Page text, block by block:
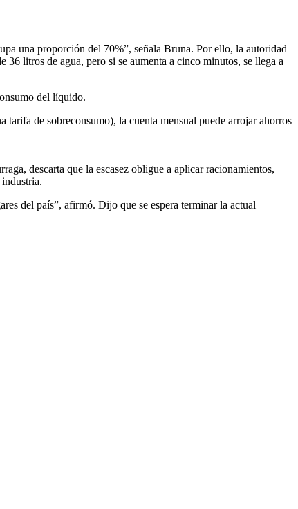
una proporción del 70%”, señala Bruna. Por ello, la autoridad
litros de agua, pero si se aumenta a cinco minutos, se llega a
del líquido.
de sobreconsumo), la cuenta mensual puede arrojar ahorros
descarta que la escasez obligue a aplicar racionamientos,
del país”, afirmó. Dijo que se espera terminar la actual